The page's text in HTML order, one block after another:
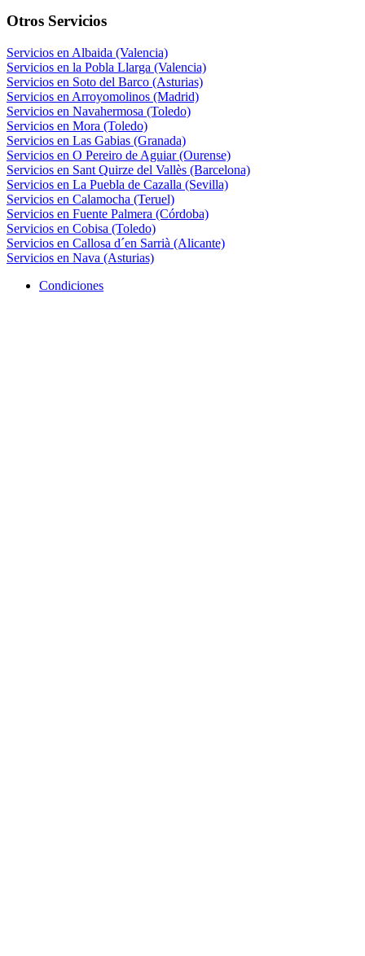
Otros Servicios
Servicios en Albaida (Valencia)
Servicios en la Pobla Llarga (Valencia)
Servicios en Soto del Barco (Asturias)
Servicios en Arroyomolinos (Madrid)
Servicios en Navahermosa (Toledo)
Servicios en Mora (Toledo)
Servicios en Las Gabias (Granada)
Servicios en O Pereiro de Aguiar (Ourense)
Servicios en Sant Quirze del Vallès (Barcelona)
Servicios en La Puebla de Cazalla (Sevilla)
Servicios en Calamocha (Teruel)
Servicios en Fuente Palmera (Córdoba)
Servicios en Cobisa (Toledo)
Servicios en Callosa d´en Sarrià (Alicante)
Servicios en Nava (Asturias)
Condiciones